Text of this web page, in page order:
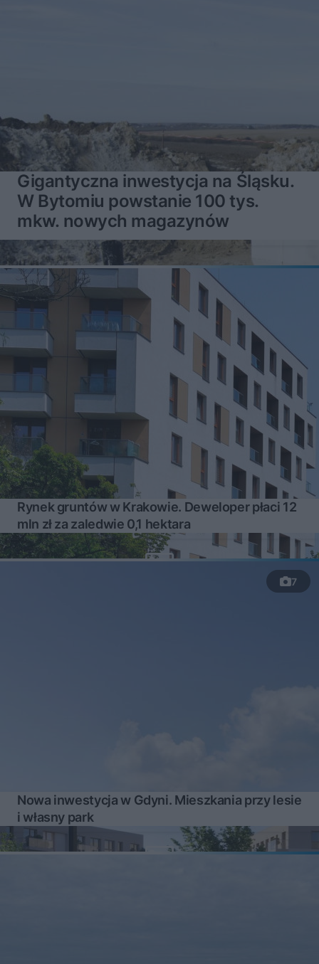
Gigantyczna inwestycja na Śląsku.
W Bytomiu powstanie 100 tys.
mkw. nowych magazynów
Rynek gruntów w Krakowie. Deweloper płaci 12
mln zł za zaledwie 0,1 hektara
7
Nowa inwestycja w Gdyni. Mieszkania przy lesie
i własny park